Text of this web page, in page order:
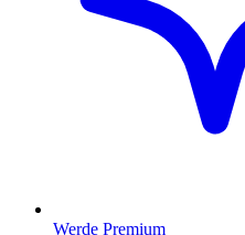
Werde Premium